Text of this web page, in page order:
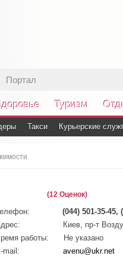
Портал
Туризм
Такси Курьерские
(12 Оценок)
(044) 501-35-45,
Киев, пр-т
работы:
Не указано
mail:
avenu@ukr.net